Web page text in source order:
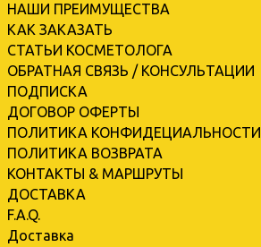
НАШИ ПРЕИМУЩЕСТВА
КАК ЗАКАЗАТЬ
СТАТЬИ КОСМЕТОЛОГА
ОБРАТНАЯ СВЯЗЬ / КОНСУЛЬТАЦИИ
ПОДПИСКА
ДОГОВОР ОФЕРТЫ
ПОЛИТИКА КОНФИДЕЦИАЛЬНОСТИ
ПОЛИТИКА ВОЗВРАТА
КОНТАКТЫ & МАРШРУТЫ
ДОСТАВКА
F.A.Q.
Доставка